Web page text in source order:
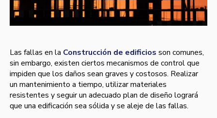
Las fallas en la Construcción de edificios son comunes,
sin embargo, existen ciertos mecanismos de control que
impiden que los daños sean graves y costosos. Realizar
un mantenimiento a tiempo, utilizar materiales
resistentes y seguir un adecuado plan de diseño logrará
que una edificación sea sólida y se aleje de las fallas.